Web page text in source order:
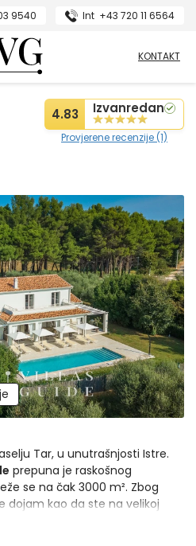
9540 Int +43 720 11 6564
KONTAKT
4.83 Izvanredan
Provjerene recenzije (1)
Tar, u unutrašnjosti Istre.
prepuna je raskošnog
se na čak 3000 m². Zbog
kao da ste na velikoj
na svega par koraka.